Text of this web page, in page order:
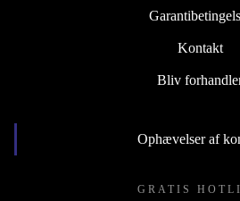
Kontakt
Bliv
Ophævelser af
GRATIS